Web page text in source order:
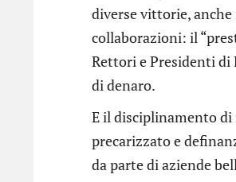
diverse vittorie,
collaborazioni: il
Rettori e Presidenti di
di denaro.
E il disciplinamento di
precarizzato e
da parte di aziende